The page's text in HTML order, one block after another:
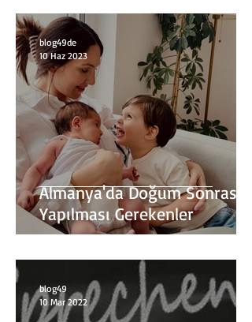
Almanya'da Doğum Sonrası
Yapılması Gerekenler
blog49de
10 Haz 2023
blog49
10 Mar 2022